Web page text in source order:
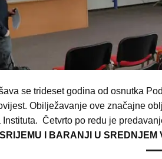
se trideset godina od osnutka
Obilježavanje ove značajne
Instituta. Četvrto po redu je
I BARANJI U SREDNJEM